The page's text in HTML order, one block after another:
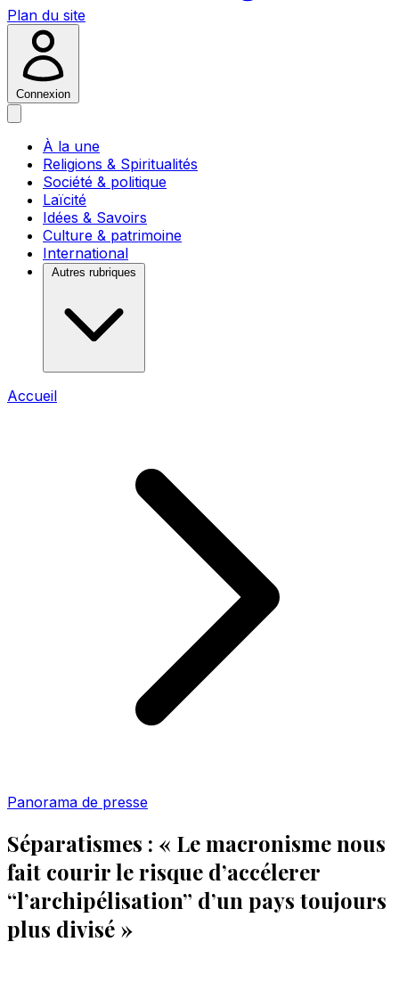
Plan du site
Connexion
À la une
Religions & Spiritualités
Société & politique
Laïcité
Idées & Savoirs
Culture & patrimoine
International
Autres rubriques
Accueil
Panorama de presse
Séparatismes : « Le macronisme nous
fait courir le risque d’accélerer
“l’archipélisation” d’un pays toujours
plus divisé »